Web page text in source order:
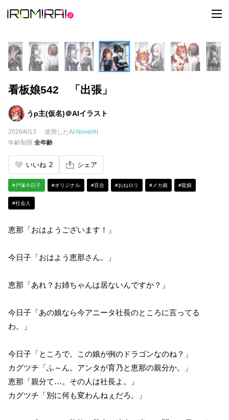
t
o
l
e
n
a
v
看板娘542 「出張」
うp主(仮名)＠AIイラスト
2026/6/13 使用したAI NovelAI
年齢制限 全年齢
いいね 2 シェア
#戸塚今日子 #オリジナル #百合 #おねロリ #メカ娘 #龍娘
#社会人
恵那「おはようございます！」
今日子「おはよう恵那さん。」
恵那「あれ？お姉ちゃんは居ないんですか？」
今日子「あの娘なら今アニータ社長のところに言ってる
わ。」
今日子「ところで、この娘が例のドラゴンなのね？」
カグツチ「ふ～ん。アンタが育乃と恵那の親分か。」
恵那「親分て…。その人は社長よ。」
カグツチ「別に何も変わんねぇだろ。」